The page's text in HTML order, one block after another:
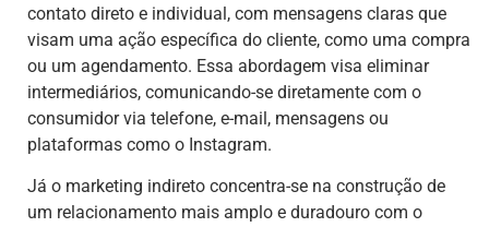
contato direto e individual, com mensagens claras que
visam uma ação específica do cliente, como uma compra
ou um agendamento. Essa abordagem visa eliminar
intermediários, comunicando-se diretamente com o
consumidor via telefone, e-mail, mensagens ou
plataformas como o Instagram.
Já o marketing indireto concentra-se na construção de
um relacionamento mais amplo e duradouro com o